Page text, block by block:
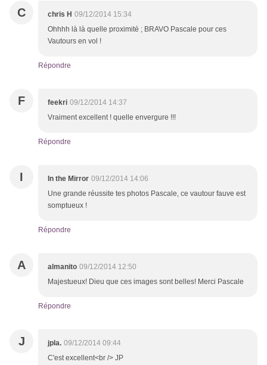
C chris H 09/12/2014 15:34
Ohhhh là là quelle proximité ; BRAVO Pascale pour ces
Vautours en vol !
Répondre
F feekri 09/12/2014 14:37
Vraiment excellent ! quelle envergure !!!
Répondre
I In the Mirror 09/12/2014 14:06
Une grande réussite tes photos Pascale, ce vautour fauve est
somptueux !
Répondre
A almanito 09/12/2014 12:50
Majestueux! Dieu que ces images sont belles! Merci Pascale
Répondre
J jpla. 09/12/2014 09:44
C'est excellent<br /> JP